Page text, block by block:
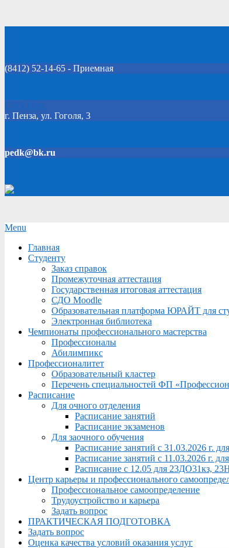
(8412) 52-14-65 - Приемная
Click Here
г. Пенза, ул. Гоголя, 3
pedk@bk.ru
Secondary
Menu
Menu
Главная
Студенту
Заказ справок
Промежуточная аттестация
Государственная итоговая аттестация
СДО Moodle
Образовательная платформа ЮРАЙТ для
Электронная библиотека
Чемпионаты профессионального мастерства
Профессионалы
Абилимпикс
Профессионалитет
Образовательный кластер
Перечень специальностей ФП
Расписание
Для очного отделения
Расписание занятий
Расписание экзаменов
Для заочного обучения
Расписание занятий с 31.03.2026 г.
Расписание занятий с 11.03.2026 г.
Расписание с 12.05 для 23ДО31кз,
Центр карьеры и профессионального
Профессиональное самоопределение
Трудоустройство и карьера
Задать вопрос
ПРАКТИЧЕСКАЯ ПОДГОТОВКА
Задать вопрос
Оценка качества условий оказания услуг